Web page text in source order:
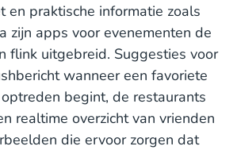
en praktische informatie zoals
zijn apps voor evenementen de
flink uitgebreid. Suggesties voor
wanneer een favoriete
begint, de restaurants
realtime overzicht van vrienden
die ervoor zorgen dat